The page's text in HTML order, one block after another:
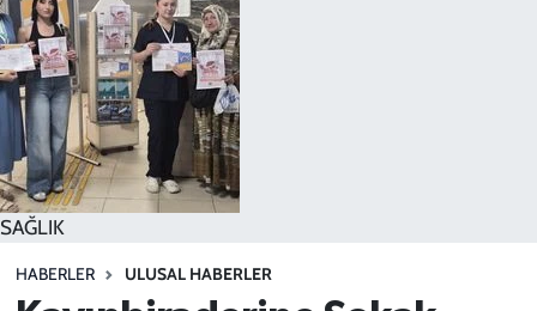
SAĞLIK
HABERLER ULUSAL HABERLER
SPOR
TEKNOLOJİ
YAŞAM